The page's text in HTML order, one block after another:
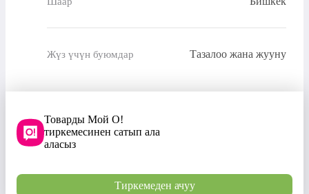
Жүз үчүн буюмдар Тазалоо жана жууну
Товарды Мой О!
тиркемесинен сатып ала
аласыз
Тиркемеден ачуу